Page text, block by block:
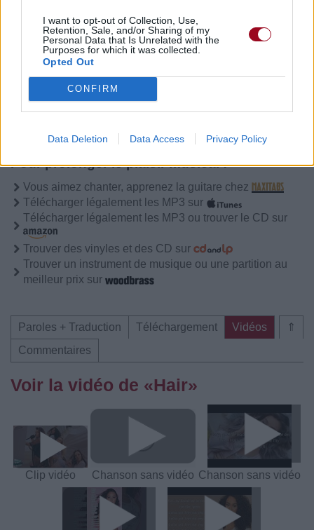
I want to opt-out of Collection, Use,
Retention, Sale, and/or Sharing of my
Personal Data that Is Unrelated with the
Purposes for which it was collected.
Opted Out
CONFIRM
Data Deletion Data Access Privacy Policy
Paroles + Traduction
Commentaires
Pour prolonger le plaisir musical :
Vous aimez chanter, apprenez la guitare chez
Télécharger légalement les MP3 sur
Télécharger légalement les MP3 ou trouver le CD sur
Trouver des vinyles et des CD sur
Trouver un instrument de musique ou une partition au
meilleur prix sur
⇑
Paroles + Traduction Téléchargement
Vidéos
Commentaires
Voir la vidéo de «Hair»
Clip vidéo Chanson sans vidéo Chanson sans vidéo